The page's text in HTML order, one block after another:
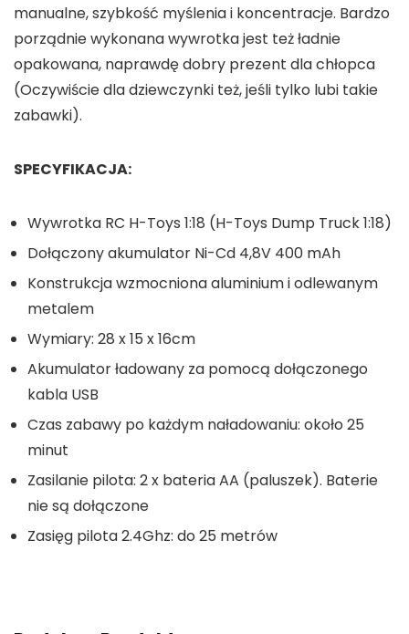
manualne, szybkość myślenia i koncentracje. Bardzo
porządnie wykonana wywrotka jest też ładnie
opakowana, naprawdę dobry prezent dla chłopca
(Oczywiście dla dziewczynki też, jeśli tylko lubi takie
zabawki).
SPECYFIKACJA:
Wywrotka RC H-Toys 1:18 (H-Toys Dump Truck 1:18)
Dołączony akumulator Ni-Cd 4,8V 400 mAh
Konstrukcja wzmocniona aluminium i odlewanym
metalem
Wymiary: 28 x 15 x 16cm
Akumulator ładowany za pomocą dołączonego
kabla USB
Czas zabawy po każdym naładowaniu: około 25
minut
Zasilanie pilota: 2 x bateria AA (paluszek). Baterie
nie są dołączone
Zasięg pilota 2.4Ghz: do 25 metrów